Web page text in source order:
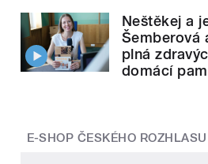
Neštěkej a
Šemberová
plná
domácí
E-SHOP ČESKÉHO ROZHLASU